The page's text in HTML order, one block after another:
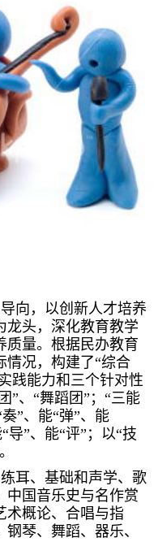
向，以创新人才培养
龙头，深化教育教学
质量。根据民办教育
情况，构建了“综合
践能力和三个针对性
”、“舞蹈团”；“三能
”、能“弹”、能
导”、能“评”；以“技
耳、基础和声学、歌
中国音乐史与名作赏
术概论、合唱与指
琴、舞蹈、器乐、